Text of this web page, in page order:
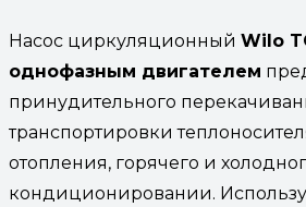
Насос циркуляционный Wilo
однофазным двигателем
принудительного
транспортировки
отопления, горячего и
кондиционировании.